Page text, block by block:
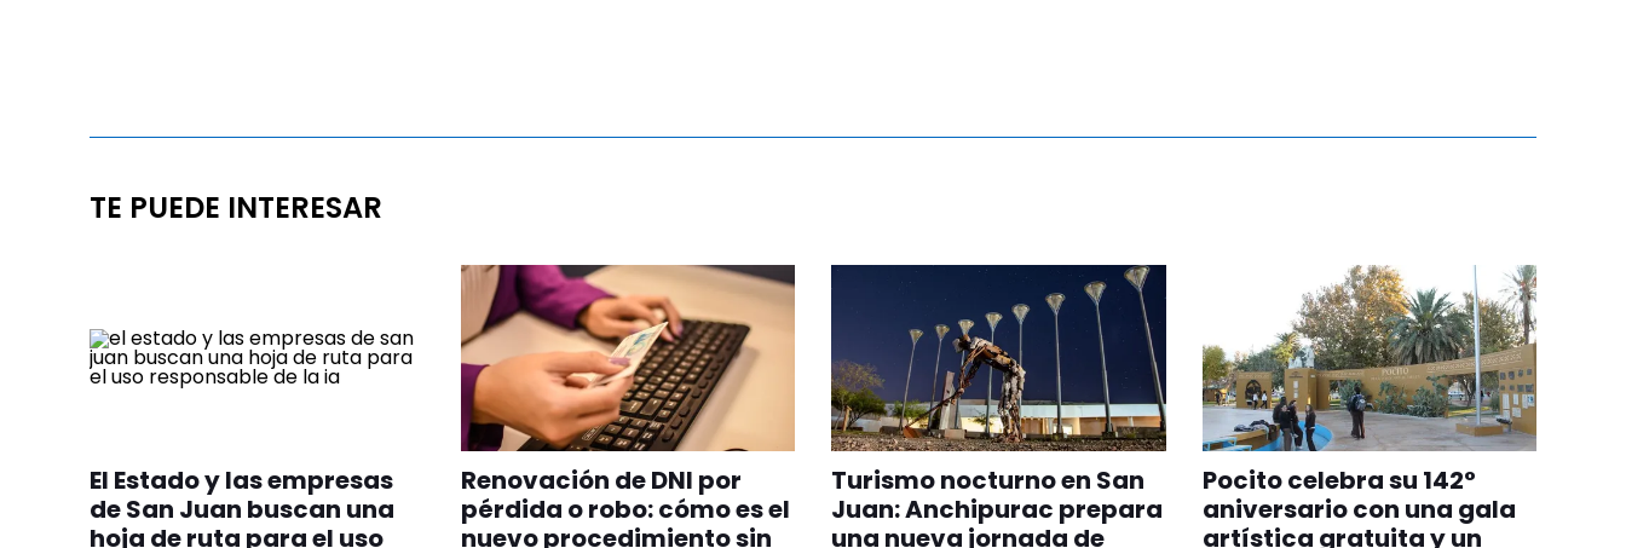
TE PUEDE INTERESAR
El Estado y las empresas
de San Juan buscan una
hoja de ruta para el uso
Renovación de DNI por
pérdida o robo: cómo es el
nuevo procedimiento sin
Turismo nocturno en San
Juan: Anchipurac prepara
una nueva jornada de
Pocito celebra su 142°
aniversario con una gala
artística gratuita y un